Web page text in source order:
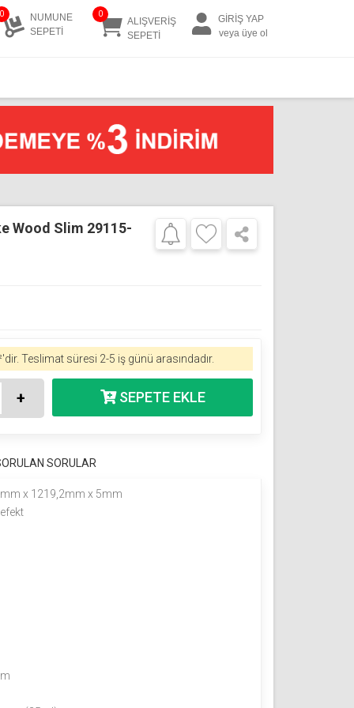
0
NUMUNE
SEPETİ
0
ALIŞVERİŞ
SEPETİ
GİRİŞ YAP
veya üye ol
Wood Slim 29115-
Teslimat süresi 2-5 iş günü arasındadır.
+
SORULAR
x 1219,2mm x 5mm